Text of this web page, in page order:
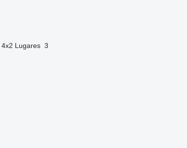
4x2 Lugares 3